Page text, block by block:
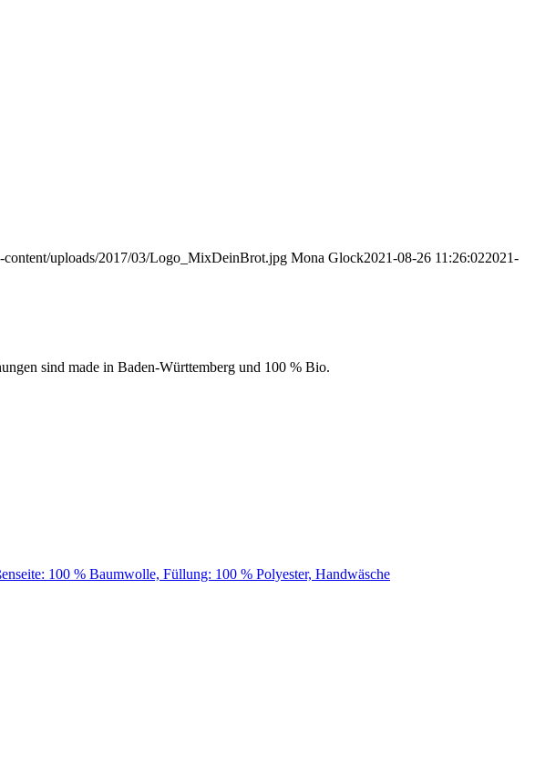
content/uploads/2017/03/Logo_MixDeinBrot.jpg Mona Glock2021-08-26 11:26:022021-
sind made in Baden-Württemberg und 100 % Bio.
100 % Baumwolle, Füllung: 100 % Polyester, Handwäsche